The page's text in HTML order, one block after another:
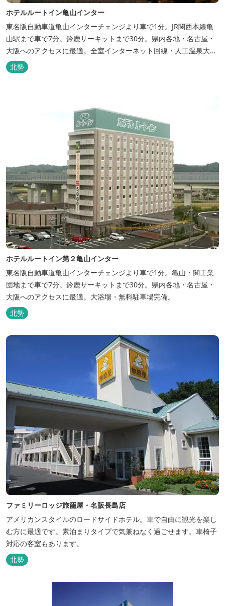
ホテルルートイン亀山インター
東名阪自動車道亀山インターチェンジより車で1分。JR関西本線亀
山駅まで車で7分。鈴鹿サーキットまで30分。県内各地・名古屋・
大阪へのアクセスに最適。全室インターネット回線・人工温泉大浴
場・無料平面駐車場89台完備。
北勢
ホテルルートイン第２亀山インター
東名阪自動車道亀山インターチェンジより車で1分。亀山・関工業
団地まで車で7分。鈴鹿サーキットまで30分。県内各地・名古屋・
大阪へのアクセスに最適。大浴場・無料駐車場完備。
北勢
ファミリーロッジ旅籠屋・名阪長島店
アメリカンスタイルのロードサイドホテル。車で自由に観光を楽し
む方に最適です。素泊まりタイプで気兼ねなく過ごせます。車椅子
対応の客室もあります。
北勢